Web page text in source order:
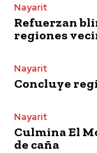
Nayarit
Refuerzan
regiones
Nayarit
Concluye
Nayarit
Culmina El
de caña